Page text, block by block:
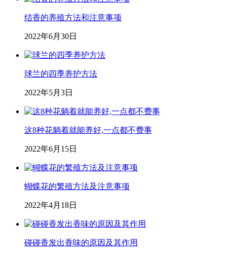
结香的养殖方法和注意事项
2022年6月30日
球兰的四季养护方法
2022年5月3日
这8种花躺着就能养好,一点都不费事
2022年6月15日
蝴蝶花的繁殖方法及注意事项
2022年4月18日
碰碰香发出香味的原因及其作用